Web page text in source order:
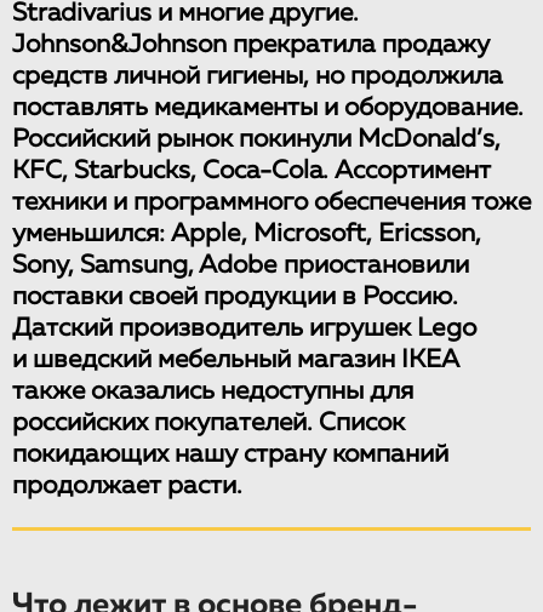
Stradivarius и многие другие.
Johnson&Johnson прекратила продажу
средств личной гигиены, но продолжила
поставлять медикаменты и оборудование.
Российский рынок покинули McDonald’s,
KFC, Starbucks, Coca-Cola. Ассортимент
техники и программного обеспечения тоже
уменьшился: Apple, Microsoft, Ericsson,
Sony, Samsung, Adobe приостановили
поставки своей продукции в Россию.
Датский производитель игрушек Lego
и шведский мебельный магазин IKEA
также оказались недоступны для
российских покупателей. Список
покидающих нашу страну компаний
продолжает расти.